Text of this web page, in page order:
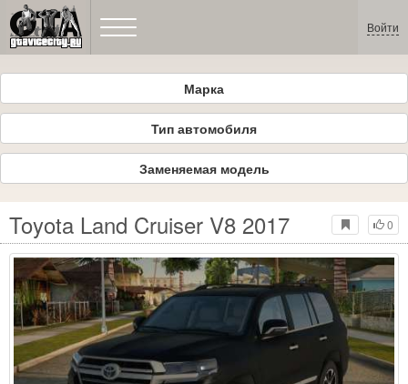
Войти
Марка
Тип автомобиля
Заменяемая модель
0
Toyota Land Cruiser V8 2017